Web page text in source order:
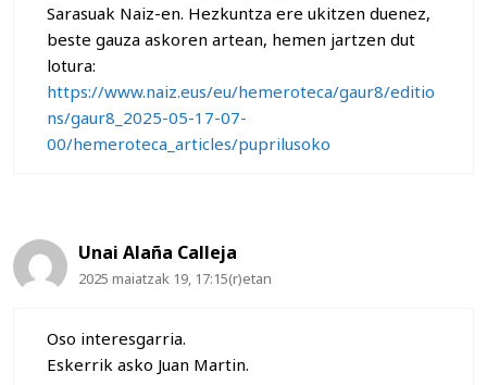
Sarasuak Naiz-en. Hezkuntza ere ukitzen duenez,
beste gauza askoren artean, hemen jartzen dut
lotura:
https://www.naiz.eus/eu/hemeroteca/gaur8/editio
ns/gaur8_2025-05-17-07-
00/hemeroteca_articles/puprilusoko
Unai Alaña Calleja
2025 maiatzak 19, 17:15(r)etan
Oso interesgarria.
Eskerrik asko Juan Martin.